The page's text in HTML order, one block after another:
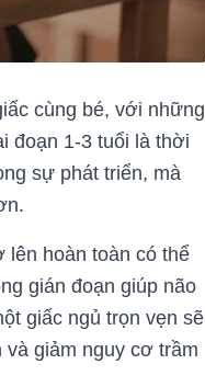
cùng bé, với những
đoạn 1-3 tuổi là thời
sự phát triển, mà
lên hoàn toàn có thể
gián đoạn giúp não
giấc ngủ trọn vẹn sẽ
giảm nguy cơ trầm